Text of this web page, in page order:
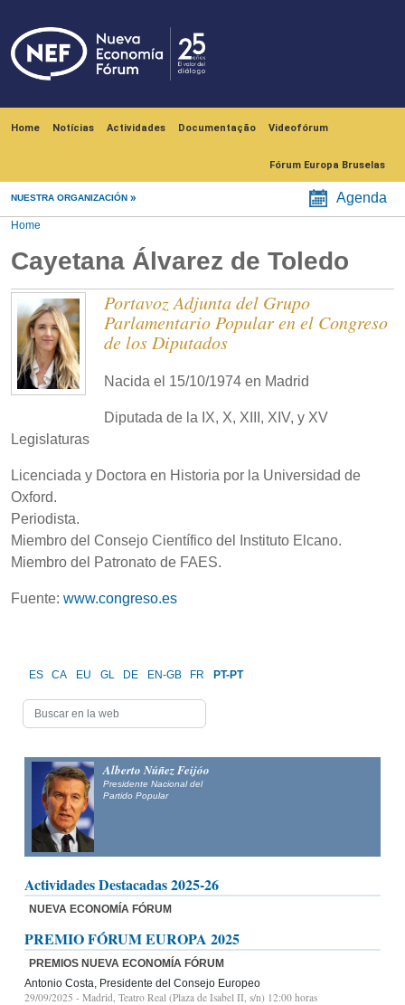
Home Notícias Actividades Documentação Videofórum
Fórum Europa Bruselas
NUESTRA ORGANIZACIÓN Agenda
Home
Cayetana Álvarez de Toledo
Portavoz Adjunta del Grupo
Parlamentario Popular en el Congreso
de los Diputados
Nacida el 15/10/1974 en Madrid
Diputada de la IX, X, XIII, XIV, y XV
Legislaturas
Licenciada y Doctora en Historia por la Universidad de
Oxford.
Periodista.
Miembro del Consejo Científico del Instituto Elcano.
Miembro del Patronato de FAES.
Fuente: www.congreso.es
ES CA EU GL DE EN-GB FR PT-PT
Alberto Núñez Feijóo
Presidente Nacional del
Partido Popular
Actividades Destacadas 2025-26
NUEVA ECONOMÍA FÓRUM
PREMIO FÓRUM EUROPA 2025
PREMIOS NUEVA ECONOMÍA FÓRUM
Antonio Costa, Presidente del Consejo Europeo
29/09/2025 - Madrid, Teatro Real (Plaza de Isabel II, s/n) 12:00 horas